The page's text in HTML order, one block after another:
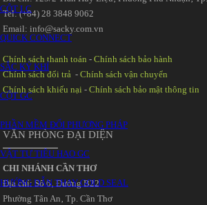
CỘT LC
QUICK CONNECT
SẮC KÝ KHÍ
CỘT GC
PHẦN MỀM ĐỔI PHƯƠNG PHÁP
VẬT TƯ TIÊU HAO GC
HƯỚNG DẪN THAY GOLD SEAL
Tel: (+84) 28 3848 9062
Email: info@sacky.com.vn
Chính sách thanh toán -Chính sách bảo hành
Chính sách đổi trả -Chính sách vận chuyển
Chính sách khiếu nại -Chính sách bảo mật thông tin
VĂN PHÒNG ĐẠI DIỆN
CHI NHÁNH CẦN THƠ
Địa chỉ: Số 6‚ Đường B22
Phường Tân An‚ Tp. Cần Thơ